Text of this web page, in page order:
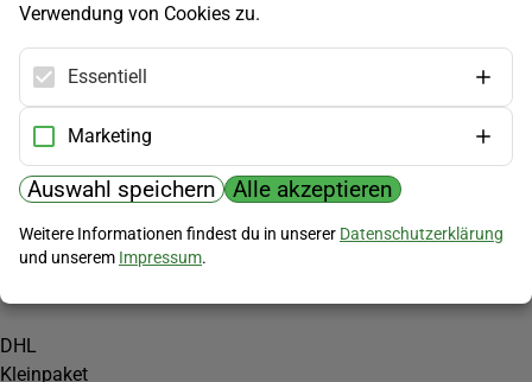
Hilfe
Kundenservice
Widerrufsbelehrung
Versandkosten
Zahlungsmöglichkeiten
PayPal
Vorkasse
Versand
DHL
Kleinpaket
Verwendung von Cookies zu.
Essentiell
Marketing
Auswahl speichern Alle akzeptieren
Weitere Informationen findest du in unserer Datenschutzerklärung
und unserem Impressum.